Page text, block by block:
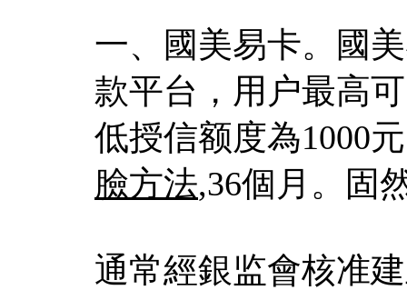
一、國美易卡。國
款平台，用户最高
低授信额度為1000
臉方法,36個月。固
通常經銀监會核准